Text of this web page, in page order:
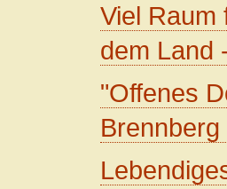
Viel Raum
dem Land
"Offenes